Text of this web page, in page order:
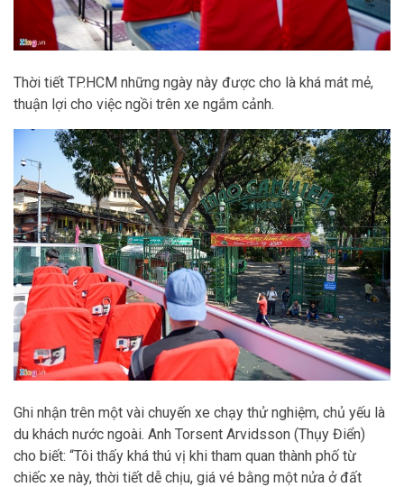
Thời tiết TP.HCM những ngày này được cho là khá mát mẻ,
thuận lợi cho việc ngồi trên xe ngắm cảnh.
Ghi nhận trên một vài chuyến xe chạy thử nghiệm, chủ yếu là
du khách nước ngoài. Anh Torsent Arvidsson (Thụy Điển)
cho biết: “Tôi thấy khá thú vị khi tham quan thành phố từ
chiếc xe này, thời tiết dễ chịu, giá vé bằng một nửa ở đất